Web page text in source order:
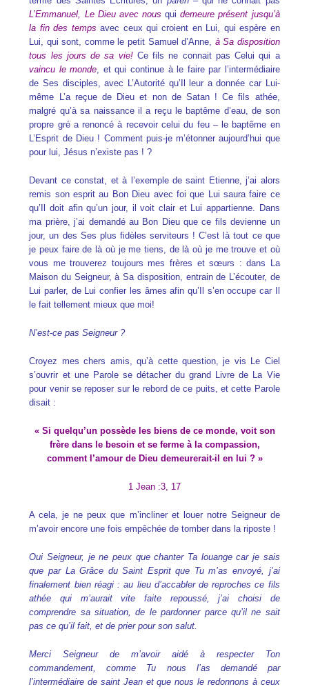
L’Emmanuel, Le Dieu avec nous quidemeure présent jusqu’à
la fin des temps avec ceux qui croient en Lui, qui espère en
Lui, qui sont, comme le petit Samuel d’Anne, à Sa disposition
tous les jours de sa vie! Ce fils ne connait pas Celui qui a
vaincu le monde , et qui continue à le faire par l’intermédiaire
de Ses disciples, avec L’Autorité qu’Il leur a donnée car Lui-
même L’a reçue de Dieu et non de Satan ! Ce fils athée,
malgré qu’à sa naissance il a reçu le baptême d’eau, de son
propre gré a renoncé à recevoir celui du feu – le baptême en
L’Esprit de Dieu ! Comment puis-je m’étonner aujourd’hui que
pour lui, Jésus n’existe pas ! ?
Devant ce constat, et à l’exemple de saint Etienne, j’ai alors
remis son esprit au Bon Dieu avec foi que Lui saura faire ce
qu’Il doit afin qu’un jour, il voit clair et Lui appartienne. Dans
ma prière, j’ai demandé au Bon Dieu que ce fils devienne un
jour, un des Ses plus fidèles serviteurs ! C’est là tout ce que
je peux faire de là où je me tiens, de là où je me trouve et où
vous me trouverez toujours mes frères et sœurs : dans La
Maison du Seigneur, à Sa disposition, entrain de L’écouter, de
Lui parler, de Lui confier les âmes afin qu’Il s’en occupe car Il
le fait tellement mieux que moi!
N’est-ce pas Seigneur ?
Croyez mes chers amis, qu’à cette question, je vis Le Ciel
s’ouvrir et une Parole se détacher du grand Livre de La Vie
pour venir se reposer sur le rebord de ce puits, et cette Parole
disait :
« Si quelqu’un possède les biens de ce monde, voit son
frère dans le besoin et se ferme à la compassion,
comment l’amour de Dieu demeurerait-il en lui ? »
1 Jean :3, 17
A cela, je ne peux que m’incliner et louer notre Seigneur de
m’avoir encore une fois empêchée de tomber dans la riposte !
Oui Seigneur, je ne peux que chanter Ta louange car je sais
que par La Grâce du Saint Esprit que Tu m’as envoyé, j’ai
finalement bien réagi : au lieu d’accabler de reproches ce fils
athée qui m’aurait vite faite repoussé, j’ai choisi de
comprendre sa situation, de le pardonner parce qu’il ne sait
pas ce qu’il fait, et de prier pour son salut.
Merci Seigneur de m’avoir aidé à respecter Ton
commandement, comme Tu nous l’as demandé par
l’intermédiaire de saint Jean et que nous le redonnons à ceux